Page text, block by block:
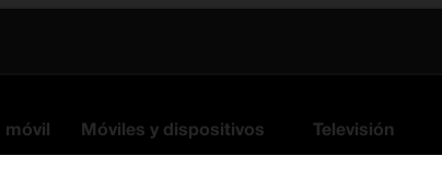
móvil Móviles y dispositivos Televisión